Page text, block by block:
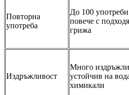
Повторна
употреба
До 100
повече с
грижа
Издръжливост
Много
устойчив на
химикали